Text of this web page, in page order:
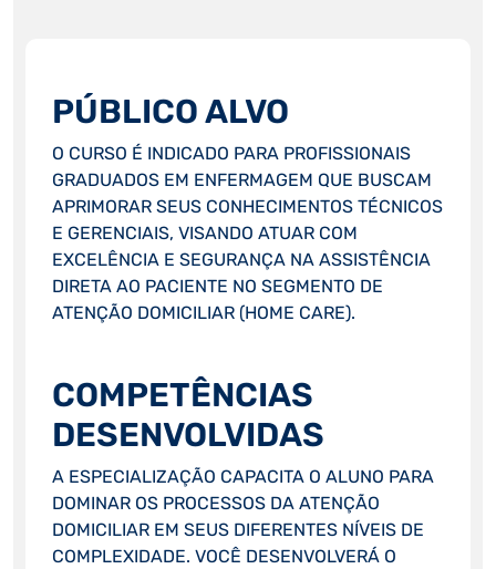
PÚBLICO ALVO
O CURSO É INDICADO PARA PROFISSIONAIS
GRADUADOS EM ENFERMAGEM QUE BUSCAM
APRIMORAR SEUS CONHECIMENTOS TÉCNICOS
E GERENCIAIS, VISANDO ATUAR COM
EXCELÊNCIA E SEGURANÇA NA ASSISTÊNCIA
DIRETA AO PACIENTE NO SEGMENTO DE
ATENÇÃO DOMICILIAR (HOME CARE).
COMPETÊNCIAS
DESENVOLVIDAS
A ESPECIALIZAÇÃO CAPACITA O ALUNO PARA
DOMINAR OS PROCESSOS DA ATENÇÃO
DOMICILIAR EM SEUS DIFERENTES NÍVEIS DE
COMPLEXIDADE. VOCÊ DESENVOLVERÁ O